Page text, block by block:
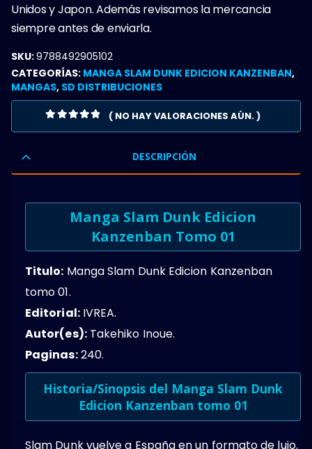
Unidos y Japon. Además revisamos la mercancia
siempre antes de enviarla.
SKU:9788492905102
CATEGORÍAS: MANGA SLAM DUNK EDICION KANZENBAN,
MANGAS, SD DISTRIBUCIONES
( NO HAY VALORACIONES AÚN. )
DESCRIPCIÓN
Manga Slam Dunk Edicion
Kanzenban Tomo 01
Titulo: Manga Slam Dunk Edicion Kanzenban
tomo 01.
Editorial:IVREA.
Autor(es):Takehiko Inoue.
Paginas:240.
Historia/Sinopsis del Manga Slam Dunk
Edicion Kanzenban tomo 01
Slam Dunk vuelve a España en un formato de lujo.